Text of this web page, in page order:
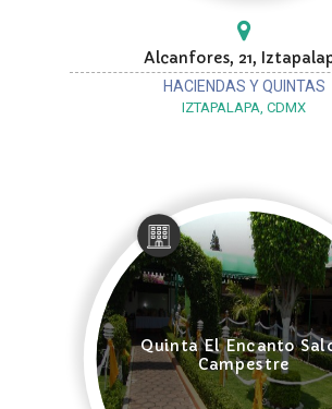
Alcanfores, 21,
HACIENDAS Y QUINTAS
IZTAPALAPA, CDMX
Quinta El Encanto
Campestre